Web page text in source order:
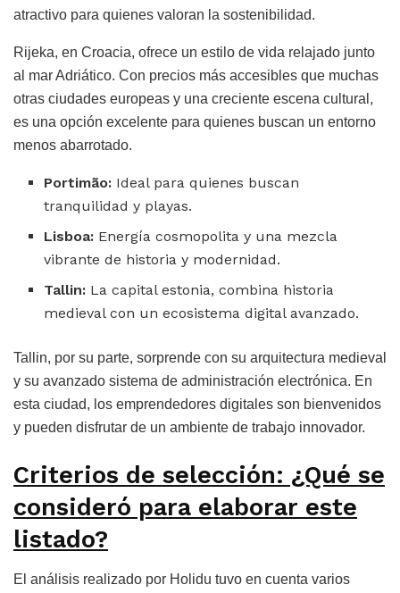
atractivo para quienes valoran la sostenibilidad.
Rijeka, en Croacia, ofrece un estilo de vida relajado junto
al mar Adriático. Con precios más accesibles que muchas
otras ciudades europeas y una creciente escena cultural,
es una opción excelente para quienes buscan un entorno
menos abarrotado.
Portimão: Ideal para quienes buscan
tranquilidad y playas.
Lisboa: Energía cosmopolita y una mezcla
vibrante de historia y modernidad.
Tallin: La capital estonia, combina historia
medieval con un ecosistema digital avanzado.
Tallin, por su parte, sorprende con su arquitectura medieval
y su avanzado sistema de administración electrónica. En
esta ciudad, los emprendedores digitales son bienvenidos
y pueden disfrutar de un ambiente de trabajo innovador.
Criterios de selección: ¿Qué se
consideró para elaborar este
listado?
El análisis realizado por Holidu tuvo en cuenta varios